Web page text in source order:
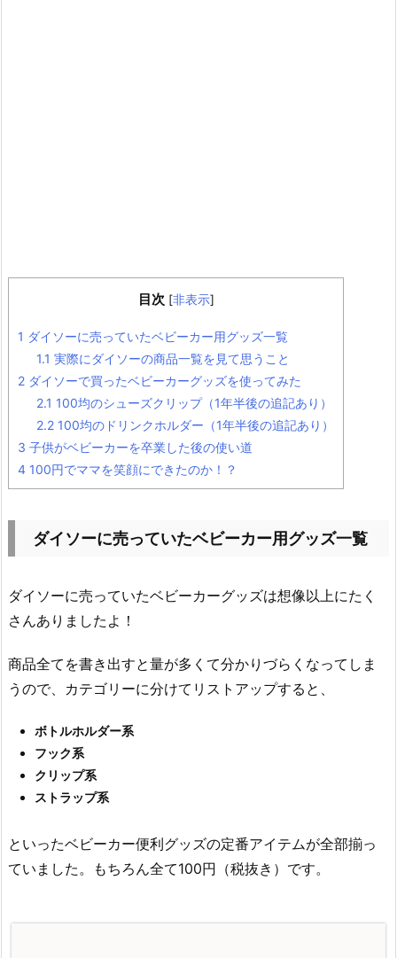
目次 [非表示]
1 ダイソーに売っていたベビーカー用グッズ一覧
1.1 実際にダイソーの商品一覧を見て思うこと
2 ダイソーで買ったベビーカーグッズを使ってみた
2.1 100均のシューズクリップ（1年半後の追記あり）
2.2 100均のドリンクホルダー（1年半後の追記あり）
3 子供がベビーカーを卒業した後の使い道
4 100円でママを笑顔にできたのか！？
ダイソーに売っていたベビーカー用グッズ一覧
ダイソーに売っていたベビーカーグッズは想像以上にたく
さんありましたよ！
商品全てを書き出すと量が多くて分かりづらくなってしま
うので、カテゴリーに分けてリストアップすると、
ボトルホルダー系
フック系
クリップ系
ストラップ系
といったベビーカー便利グッズの定番アイテムが全部揃っ
ていました。もちろん全て100円（税抜き）です。